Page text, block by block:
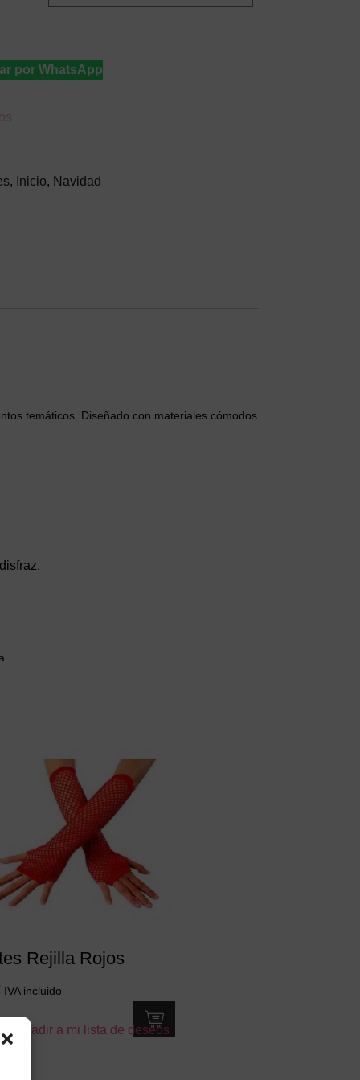
por WhatsApp
, Inicio, Navidad
temáticos. Diseñado con materiales cómodos
Rejilla Rojos
IVA incluido
Añadir a mi lista de deseos